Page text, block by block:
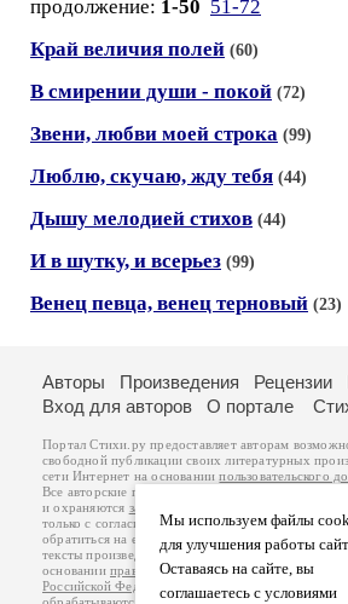
продолжение: 1-50 51-72
Край величия полей (60)
В смирении души - покой (72)
Звени, любви моей строка (99)
Люблю, скучаю, жду тебя (44)
Дышу мелодией стихов (44)
И в шутку, и всерьез (99)
Венец певца, венец терновый (23)
Мы используем файлы
для улучшения работы
Оставаясь на сайте, вы
соглашаетесь с условиями
Авторы Произведения Рецензии
Вход для авторов
О портале
Портал Стихи.ру предоставляет авторам
свободной публикации своих литературных
сети Интернет на основаниипользовательского
Все авторские права на произведения
и охраняются законом
. Перепечатка
только с согласия его автора, к которому вы
обратиться на его авторской странице.
тексты произведений авторы несут
основанииправил публикацииизаконодательства
Российской Федерации